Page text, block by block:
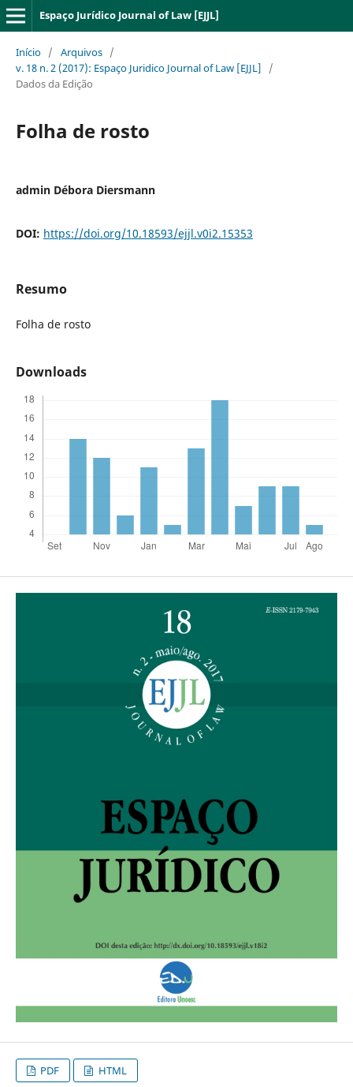
Espaço Jurídico Journal of Law [EJJL]
Início / Arquivos /
v. 18 n. 2 (2017): Espaço Juridico Journal of Law [EJJL]
/
Dados da Edição
Folha de rosto
admin Débora Diersmann
DOI: https://doi.org/10.18593/ejjl.v0i2.15353
Resumo
Folha de rosto
Downloads
PDF HTML